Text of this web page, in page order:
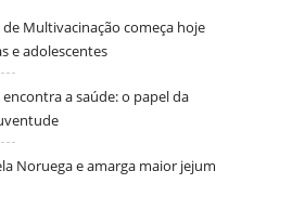
Multivacinação começa hoje
e adolescentes
a saúde: o papel da
Noruega e amarga maior jejum